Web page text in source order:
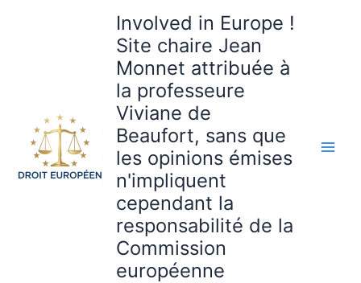
Involved in Europe !
Site chaire Jean
Monnet attribuée à
la professeure
Viviane de
Beaufort, sans que
les opinions émises
n'impliquent
cependant la
responsabilité de la
Commission
européenne